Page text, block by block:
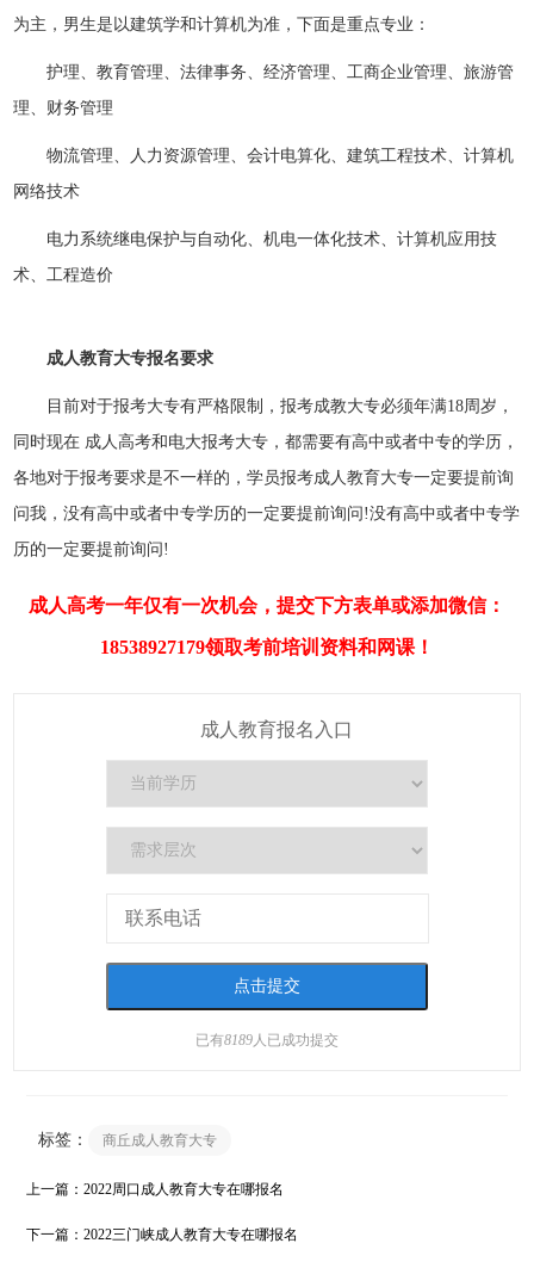
为主，男生是以建筑学和计算机为准，下面是重点专业：
护理、教育管理、法律事务、经济管理、工商企业管理、旅游管
理、财务管理
物流管理、人力资源管理、会计电算化、建筑工程技术、计算机
网络技术
电力系统继电保护与自动化、机电一体化技术、计算机应用技
术、工程造价
成人教育大专报名要求
目前对于报考大专有严格限制，报考成教大专必须年满18周岁，
同时现在 成人高考和电大报考大专，都需要有高中或者中专的学历，
各地对于报考要求是不一样的，学员报考成人教育大专一定要提前询
问我，没有高中或者中专学历的一定要提前询问!没有高中或者中专学
历的一定要提前询问!
成人高考一年仅有一次机会，提交下方表单或添加微信：
18538927179领取考前培训资料和网课！
成人教育报名入口
已有8189人已成功提交
标签： 商丘成人教育大专
上一篇： 2022周口成人教育大专在哪报名
下一篇： 2022三门峡成人教育大专在哪报名